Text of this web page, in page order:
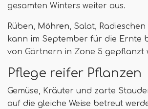
gesamten Winters weiter aus.
Rüben, Möhren, Salat, Radieschen
kann im September für die Ernte
von Gärtnern in Zone 5 gepflanzt
Pflege reifer Pflanzen
Gemüse, Kräuter und zarte
auf die gleiche Weise betreut